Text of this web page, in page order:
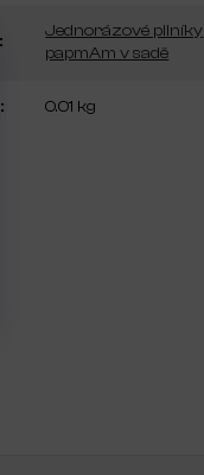
:
Jednorázové pilníky
papmAm v sadě
: 0.01 kg